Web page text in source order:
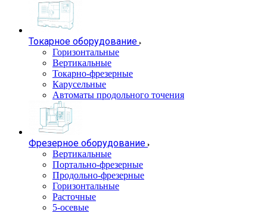
Токарное оборудование
Горизонтальные
Вертикальные
Токарно-фрезерные
Карусельные
Автоматы продольного точения
Фрезерное оборудование
Вертикальные
Портально-фрезерные
Продольно-фрезерные
Горизонтальные
Расточные
5-осевые